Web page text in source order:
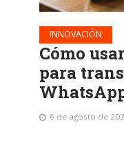
INNOVACIÓN
Cómo
para
6 de agosto de